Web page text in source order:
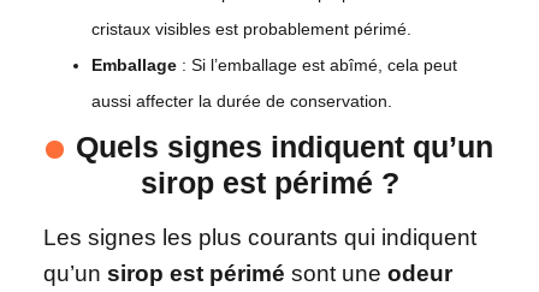
cristaux visibles est probablement périmé.
Emballage : Si l’emballage est abîmé, cela peut
aussi affecter la durée de conservation.
Quels signes indiquent qu’un
sirop est périmé ?
Les signes les plus courants qui indiquent
qu’un sirop est périmé sont une odeur